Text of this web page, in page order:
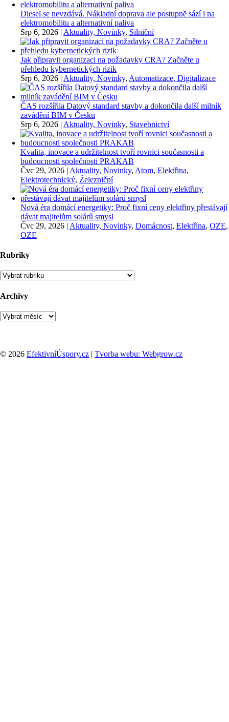
Diesel se nevzdává. Nákladní doprava ale postupně sází i na
elektromobilitu a alternativní paliva
Srp 6, 2026 | Aktuality, Novinky, Silniční
Jak připravit organizaci na požadavky CRA? Začněte u
přehledu kybernetických rizik
Srp 6, 2026 | Aktuality, Novinky, Automatizace, Digitalizace
ČAS rozšířila Datový standard stavby a dokončila další milník
zavádění BIM v Česku
Srp 6, 2026 | Aktuality, Novinky, Stavebnictví
Kvalita, inovace a udržitelnost tvoří rovnici současnosti a
budoucnosti společnosti PRAKAB
Čvc 29, 2026 | Aktuality, Novinky, Atom, Elektřina,
Elektrotechnický, Železniční
Nová éra domácí energetiky: Proč fixní ceny elektřiny přestávají
dávat majitelům solárů smysl
Čvc 29, 2026 | Aktuality, Novinky, Domácnost, Elektřina, OZE,
OZE
Rubriky
Rubriky
Archivy
Archivy
© 2026 EfektivníÚspory.cz | Tvorba webu: Webgrow.cz